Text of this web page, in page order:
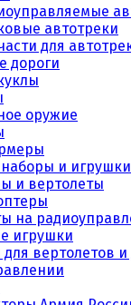
автотреки
для
дороги
оружие
и игрушки
и вертолеты
на
игрушки
для вертолетов